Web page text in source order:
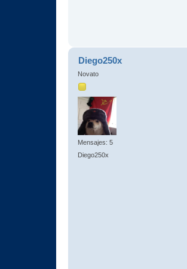
Diego250x
Novato
Mensajes: 5
Diego250x